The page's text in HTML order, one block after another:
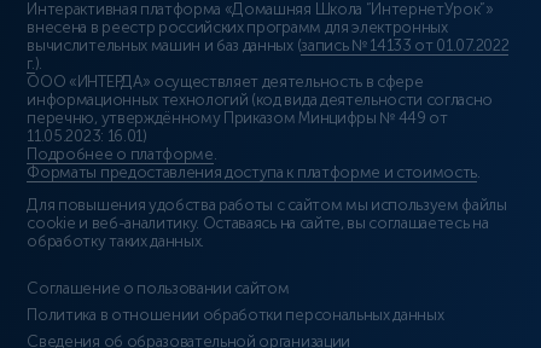
Интерактивная платформа «Домашняя Школа “ИнтернетУрок”»
внесена в реестр российских программ для электронных
вычислительных машин и баз данных (запись № 14133 от 01.07.2022
г.).
ООО «ИНТЕРДА» осуществляет деятельность в сфере
информационных технологий (код вида деятельности согласно
перечню, утверждённому Приказом Минцифры № 449 от
11.05.2023: 16.01)
Подробнее о платформе.
Форматы предоставления доступа к платформе и стоимость.
Для повышения удобства работы с сайтом мы используем файлы
cookie и веб-аналитику. Оставаясь на сайте, вы соглашаетесь на
обработку таких данных.
Соглашение о пользовании сайтом
Политика в отношении обработки персональных данных
Сведения об образовательной организации